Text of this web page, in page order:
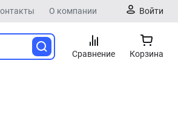
О компании Войти
Сравнение Корзина